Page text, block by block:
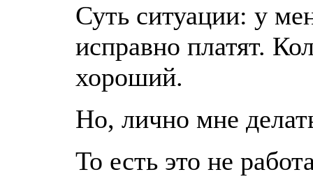
Суть ситуации: у
исправно платят.
хороший.
Но, лично мне
То есть это не